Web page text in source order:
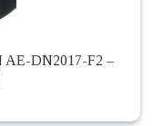
AE-DN2017-F2 –